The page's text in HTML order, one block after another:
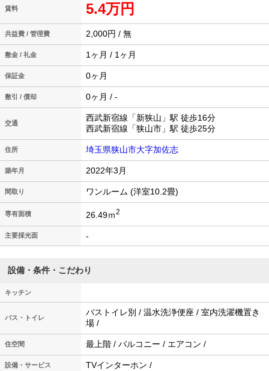
賃料 5.4万円
共益費 / 管理費 2,000円 / 無
敷金 / 礼金 1ヶ月 / 1ヶ月
保証金 0ヶ月
敷引 / 償却 0ヶ月 / -
交通
西武新宿線「新狭山」駅 徒歩16分
西武新宿線「狭山市」駅 徒歩25分
住所 埼玉県狭山市大字加佐志
築年月 2022年3月
間取り ワンルーム (洋室10.2畳)
専有面積 26.49ｍ2
主要採光面 -
設備・条件・こだわり
キッチン
バス・トイレ
バストイレ別 / 温水洗浄便座 / 室内洗濯機置き
場 /
住空間 最上階 / バルコニー / エアコン /
設備・サービス TVインターホン /